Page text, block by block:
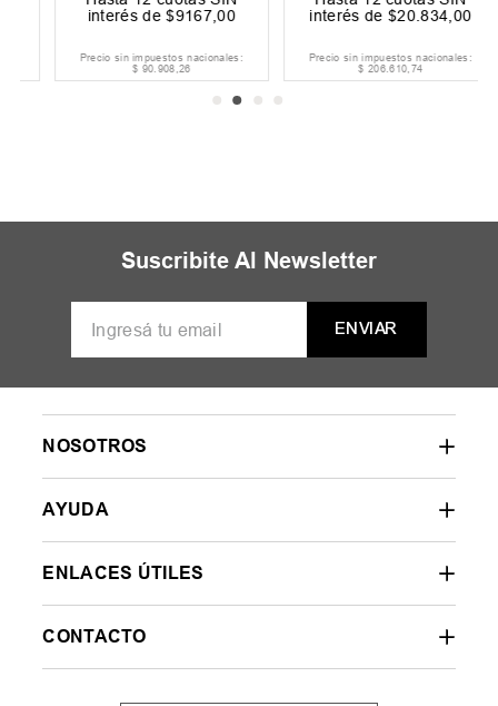
interés de $9167,00
Precio sin impuestos nacionales:
908,26
interés de $20.834,00
Precio sin impuestos nacionales:
206.610,74
Suscribite Al Newsletter
ENVIAR
NOSOTROS
AYUDA
ENLACES ÚTILES
CONTACTO